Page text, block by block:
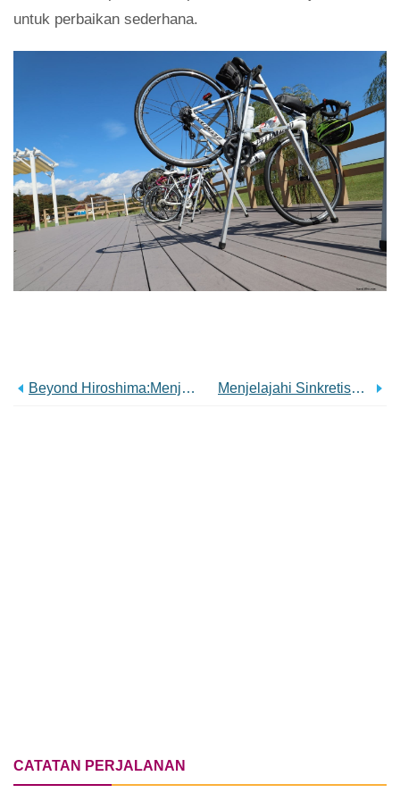
untuk perbaikan sederhana.
Beyond Hiroshima:Menjelajahi Harta Karun Tersembunyi Di Wilayah San'in Dan San'yo Menjelajahi Sinkretisme Dan Shugendo Dalam Ziarah Tohoku Yamabushi Dan Shikoku
CATATAN PERJALANAN